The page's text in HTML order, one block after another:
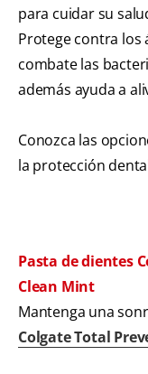
para cuidar su
Protege contra los
combate las
además ayuda a
Conozca las
la protección
Pasta de dientes
Clean Mint
Mantenga una
Colgate Total